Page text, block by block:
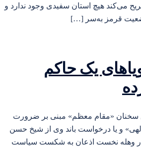
می‌کند هیچ استان سفیدی وجود ندارد و
وضعیت قرمز به‌سر […]
یک حاکم
سخنان «مقام معظم» مبنی بر ضرورت
و یا درخواست باند وی از شیخ حسن
در وهله نخست اذعان به شکست سیاست